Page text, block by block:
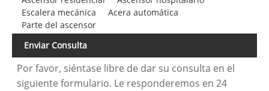
Escalera mecánica
Acera automática
Parte del ascensor
Enviar Consulta
Por favor, siéntase libre de dar su consulta en el
siguiente formulario. Le responderemos en 24